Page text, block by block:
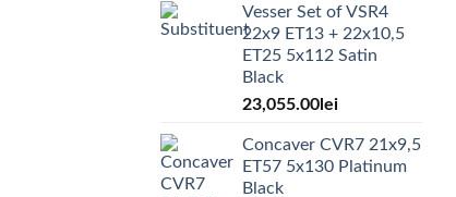
Vesser Set of VSR4
22x9 ET13 + 22x10,5
ET25 5x112 Satin
Black
23,055.00 lei
Concaver CVR7 21x9,5
ET57 5x130 Platinum
Black